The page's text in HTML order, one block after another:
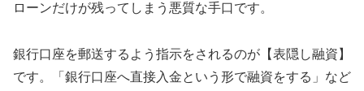
ローンだけが残ってしまう悪質な手口です。
銀行口座を郵送するよう指示をされるのが【表隠し融資】
です。「銀行口座へ直接入金という形で融資をする」など